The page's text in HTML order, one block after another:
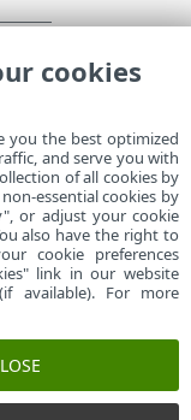
Portal
。
cookies
you the best optimized
and serve you with
of all cookies by
essential cookies by
or adjust your cookie
also have the right to
cookie preferences
link in our website
available). For more